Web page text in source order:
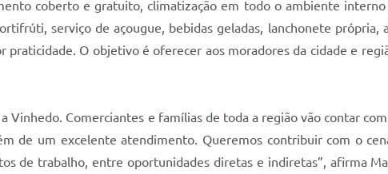
coberto e gratuito, climatização em todo o ambiente
serviço de açougue, bebidas geladas, lanchonete própria,
O objetivo é oferecer aos moradores da cidade e
Vinhedo. Comerciantes e famílias de toda a região vão contar
de um excelente atendimento. Queremos contribuir com o
de trabalho, entre oportunidades diretas e indiretas”, afirma